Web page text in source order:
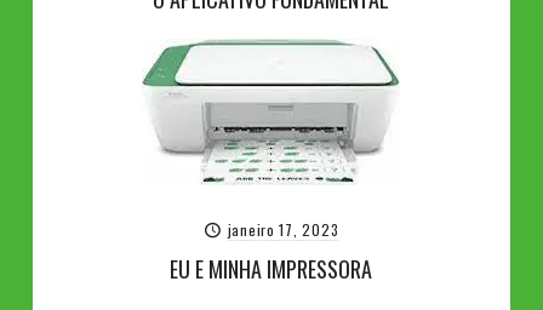
janeiro 17, 2023
EU E MINHA IMPRESSORA